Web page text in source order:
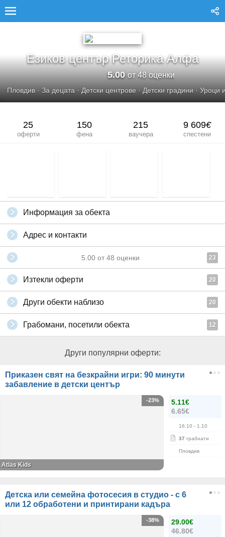
Езиков център Реторика Алфа
5.00от 48 оценки
Пловдив· За децата · Детски центрове · Детски градини · Уроци
25
оферти
150
фена
215
ваучера
9 609€
спестени
Информация за обекта
Адрес и контакти
5.00 от 48 оценки 23
Изтекли оферти 20
Други обекти наблизо 20
Грабомани, посетили обекта 12
Други популярни оферти:
Приказен свят на безкрайни игри: 90 минути
забавление в детски център
5.11€
6.65€
16.10 - 1.10
37 грабнати
Пловдив
-23%
Atlas Kids
Детска или семейна фотосесия в студио - с 6
или 12 обработени и принтирани кадъра
29.00€
46.80€
-38%